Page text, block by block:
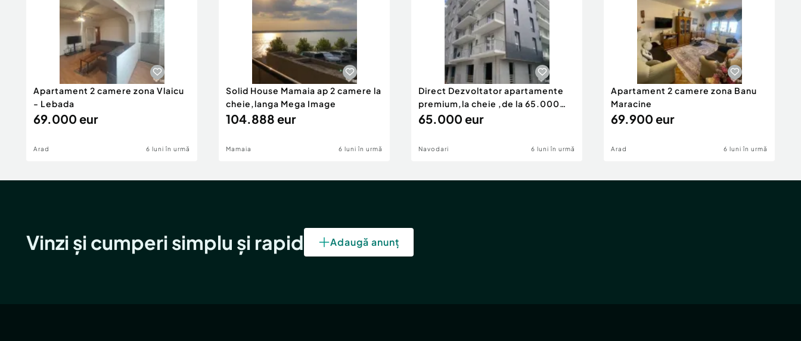
Apartament 2 camere zona Vlaicu
- Lebada
69.000 eur
Arad 6 luni în urmă
Solid House Mamaia ap 2 camere la
cheie,langa Mega Image
104.888 eur
Mamaia 6 luni în urmă
Direct Dezvoltator apartamente
premium,la cheie ,de la 65.000
eur
65.000 eur
Navodari 6 luni în urmă
Apartament 2 camere zona Banu
Maracine
69.900 eur
Arad 6 luni în urmă
Vinzi și cumperi simplu și rapid Adaugă anunț